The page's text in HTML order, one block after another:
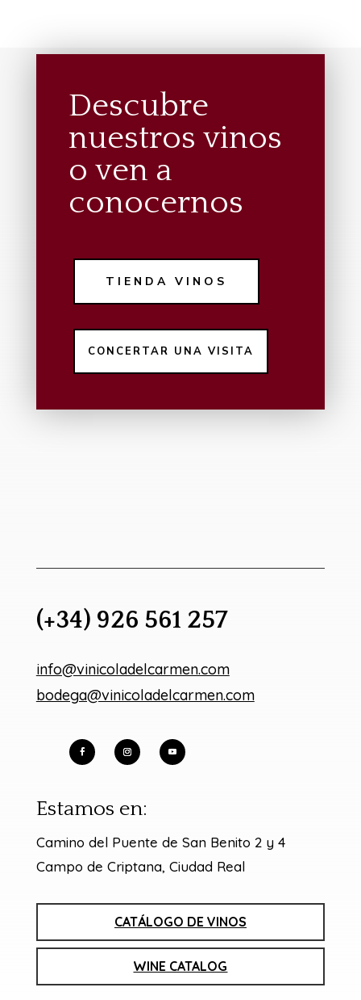
Descubre
nuestros vinos
o ven a
conocernos
TIENDA VINOS
CONCERTAR UNA VISITA
(+34) 926 561 257
info@vinicoladelcarmen.com
bodega@vinicoladelcarmen.com
Estamos en:
Camino del Puente de San Benito 2 y 4
Campo de Criptana, Ciudad Real
CATÁLOGO DE VINOS
WINE CATALOG